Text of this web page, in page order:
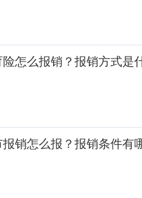
怎么报销？报销方式是
销怎么报？报销条件有